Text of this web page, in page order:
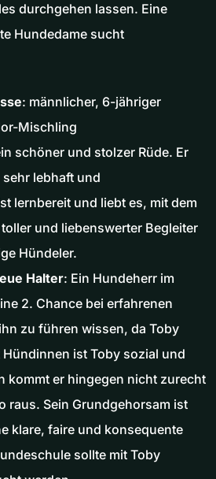
durchgehen lassen. Eine
Hundedame sucht
: männlicher, 6-jähriger
Mischling
schöner und stolzer Rüde. Er
lebhaft und
lernbereit und liebt es, mit dem
und liebenswerter Begleiter
Hündeler.
Halter: Ein Hundeherr im
2. Chance bei erfahrenen
zu führen wissen, da Toby
ist Toby sozial und
kommt er hingegen nicht zurecht
raus. Sein Grundgehorsam ist
klare, faire und konsequente
sollte mit Toby